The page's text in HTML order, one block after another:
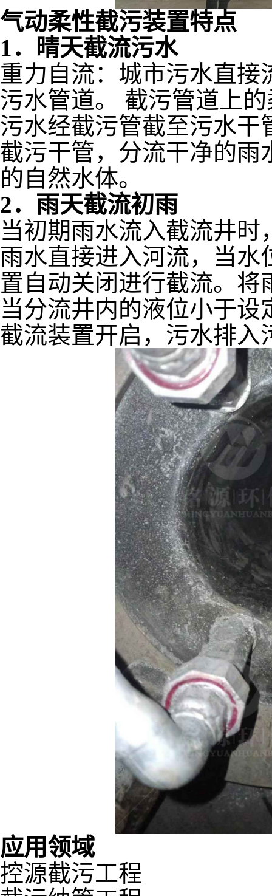
气动柔性截污装置特点
1．晴天截流污水
重力自流：城市污水直
污水管道。 截污管道上
污水经截污管截至污水
截污干管，分流干净的雨
的自然水体。
2．雨天截流初雨
当初期雨水流入截流井
雨水直接进入河流，当
置自动关闭进行截流。将
当分流井内的液位小于
截流装置开启，污水排入
应用领域
控源截污工程